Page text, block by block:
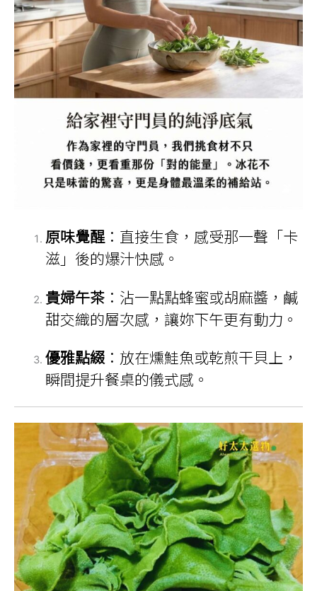
原味覺醒：直接生食，感受那一聲「卡
滋」後的爆汁快感。
貴婦午茶：沾一點點蜂蜜或胡麻醬，鹹
甜交織的層次感，讓妳下午更有動力。
優雅點綴：放在燻鮭魚或乾煎干貝上，
瞬間提升餐桌的儀式感。